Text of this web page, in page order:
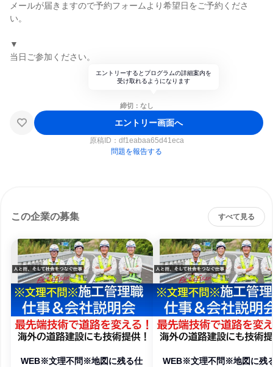
メールが届きますので予約フォームより希望日をご予約くださ
い。
▼
当日ご参加ください。
エントリーするとプログラムの詳細案内を
受け取れるようになります
締切：なし
エントリー画面へ
原稿ID： df1eabaa65d41eca
問題を報告する
この企業の募集 すべて見る
WEB※文理不問※地図に残る仕
WEB※文理不問※地図に残